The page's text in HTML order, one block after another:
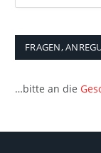
FRAGEN,
…bitte an die